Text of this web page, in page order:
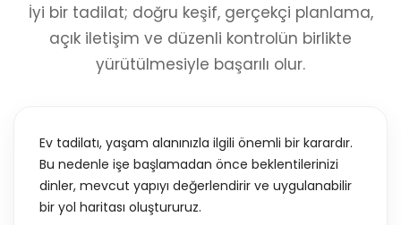
İyi bir tadilat; doğru keşif, gerçekçi planlama,
açık iletişim ve düzenli kontrolün birlikte
yürütülmesiyle başarılı olur.
Ev tadilatı, yaşam alanınızla ilgili önemli bir karardır.
Bu nedenle işe başlamadan önce beklentilerinizi
dinler, mevcut yapıyı değerlendirir ve uygulanabilir
bir yol haritası oluştururuz.